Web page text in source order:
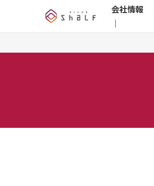
会社情報
｜